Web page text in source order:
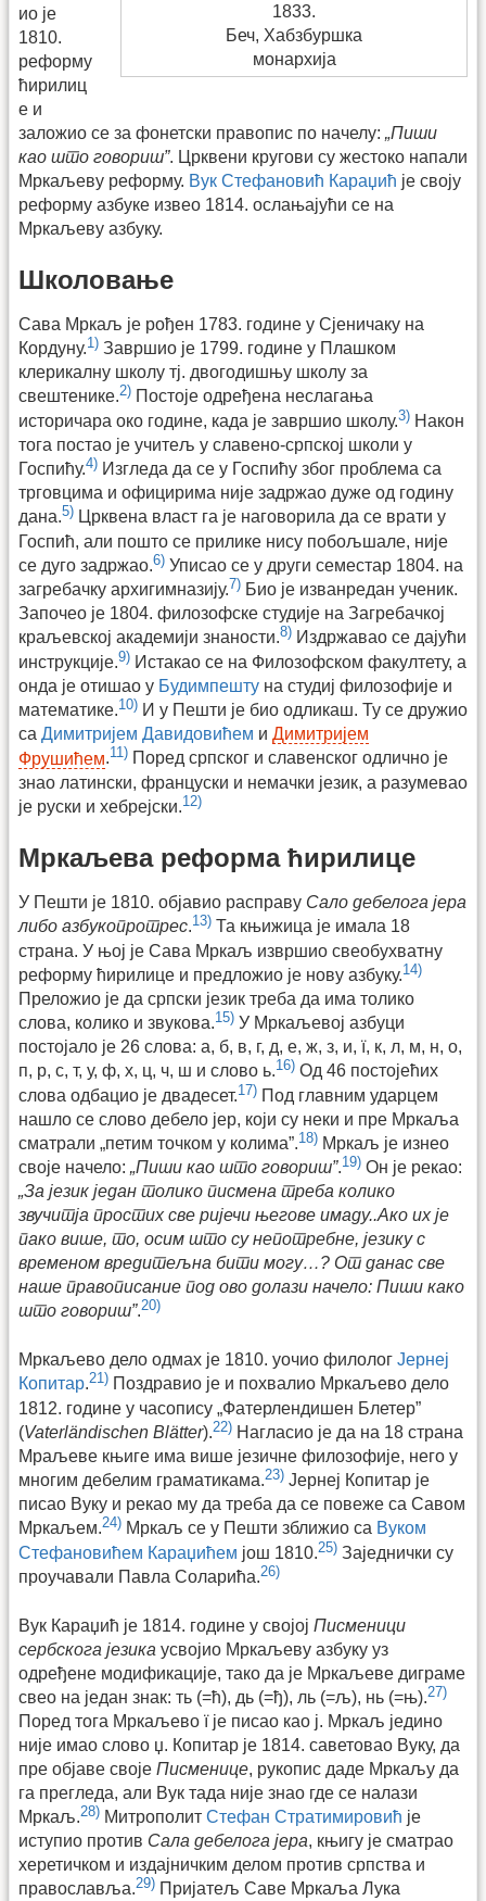
1833.
Беч, Хабзбуршка
монархија
ио је
1810.
реформу
ћирилиц
е и
заложио се за фонетски правопис по начелу: „Пиши
као што говориш”. Црквени кругови су жестоко напали
Мркаљеву реформу. Вук Стефановић Караџић је своју
реформу азбуке извео 1814. ослањајући се на
Мркаљеву азбуку.
Школовање
Сава Мркаљ је рођен 1783. године у Сјеничаку на
Кордуну.1) Завршио је 1799. године у Плашком
клерикалну школу тј. двогодишњу школу за
свештенике.2) Постоје одређена неслагања
историчара око године, када је завршио школу.3) Након
тога постао је учитељ у славено-српској школи у
Госпићу.4) Изгледа да се у Госпићу због проблема са
трговцима и официрима није задржао дуже од годину
дана.5) Црквена власт га је наговорила да се врати у
Госпић, али пошто се прилике нису побољшале, није
се дуго задржао.6) Уписао се у други семестар 1804. на
загребачку архигимназију.7) Био је изванредан ученик.
Започео је 1804. филозофске студије на Загребачкој
краљевској академији знаности.8) Издржавао се дајући
инструкције.9) Истакао се на Филозофском факултету, а
онда је отишао у Будимпешту на студиј филозофије и
математике.10) И у Пешти је био одликаш. Ту се дружио
са Димитријем Давидовићем и Димитријем
Фрушићем.11) Поред српског и славенског одлично је
знао латински, француски и немачки језик, а разумевао
је руски и хебрејски.12)
Мркаљева реформа ћирилице
У Пешти је 1810. објавио расправу Сало дебелога јера
либо азбукопротрес.13) Та књижица је имала 18
страна. У њој је Сава Мркаљ извршио свеобухватну
реформу ћирилице и предложио је нову азбуку.14)
Преложио је да српски језик треба да има толико
слова, колико и звукова.15) У Мркаљевој азбуци
постојало је 26 слова: а, б, в, г, д, е, ж, з, и, ï, к, л, м, н, о,
п, р, с, т, у, ф, х, ц, ч, ш и слово ь.16) Од 46 постојећих
слова одбацио је двадесет.17) Под главним ударцем
нашло се слово дебело јер, који су неки и пре Мркаља
сматрали „петим точком у колима”.18) Мркаљ је изнео
своје начело: „Пиши као што говориш”.19) Он је рекао:
„За језик један толико писмена треба колико
звучитја простих све ријечи његове имаду..Ако их је
пако више, то, осим што су непотребне, језику с
временом вредитељна бити могу…? От данас све
наше правописание под ово долази начело: Пиши како
што говориш”.20)
Мркаљево дело одмах је 1810. уочио филолог Јернеј
Копитар.21) Поздравио је и похвалио Мркаљево дело
1812. године у часопису „Фатерлендишен Блетер”
(Vaterländischen Blätter).22) Нагласио је да на 18 страна
Мраљеве књиге има више језичне филозофије, него у
многим дебелим граматикама.23) Јернеј Копитар је
писао Вуку и рекао му да треба да се повеже са Савом
Мркаљем.24) Мркаљ се у Пешти зближио са Вуком
Стефановићем Караџићем још 1810.25) Заједнички су
проучавали Павла Соларића.26)
Вук Караџић је 1814. године у својој Писменици
сербскога језика усвојио Мркаљеву азбуку уз
одређене модификације, тако да је Мркаљеве диграме
свео на један знак: ть (=ћ), дь (=ђ), ль (=љ), нь (=њ).27)
Поред тога Мркаљево ï је писао као ј. Мркаљ једино
није имао слово џ. Копитар је 1814. саветовао Вуку, да
пре објаве своје Писменице, рукопис даде Мркаљу да
га прегледа, али Вук тада није знао где се налази
Мркаљ.28) Митрополит Стефан Стратимировић је
иступио против Сала дебелога јера, књигу је сматрао
херетичком и издајничким делом против српства и
православља.29) Пријатељ Саве Мркаља Лука